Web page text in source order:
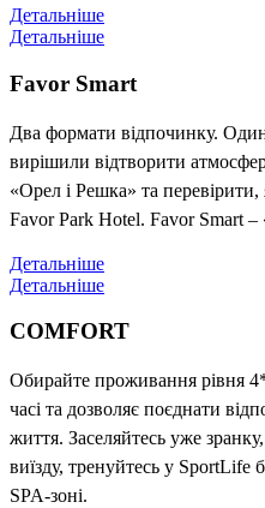
Детальніше
Детальніше
Favor Smart
Два формати відпочинку.
вирішили відтворити
«Орел і Решка» та
Favor Park Hotel. Favor Smart –
Детальніше
Детальніше
COMFORT
Обирайте проживання рівня
часі та дозволяє поєднати
життя. Заселяйтесь уже
виїзду, тренуйтесь у SportLife
SPA-зоні.